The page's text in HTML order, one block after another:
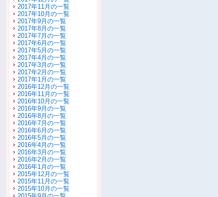
2017年11月の一覧
2017年10月の一覧
2017年9月の一覧
2017年8月の一覧
2017年7月の一覧
2017年6月の一覧
2017年5月の一覧
2017年4月の一覧
2017年3月の一覧
2017年2月の一覧
2017年1月の一覧
2016年12月の一覧
2016年11月の一覧
2016年10月の一覧
2016年9月の一覧
2016年8月の一覧
2016年7月の一覧
2016年6月の一覧
2016年5月の一覧
2016年4月の一覧
2016年3月の一覧
2016年2月の一覧
2016年1月の一覧
2015年12月の一覧
2015年11月の一覧
2015年10月の一覧